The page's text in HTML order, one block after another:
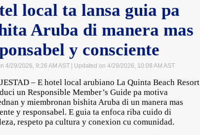
local ta lansa guia pa
Aruba di manera mas
y consciente
4/29/2026, 9:26 AM AST | Updated on 4/29/2026, 10:08 AM AST
– E hotel local arubiano La Quinta Beach Resort
un Responsible Member’s Guide pa motiva
y miembronan bishita Aruba di un manera mas
y responsabel. E guia ta enfoca riba cuido di
respeto pa cultura y conexion cu comunidad.